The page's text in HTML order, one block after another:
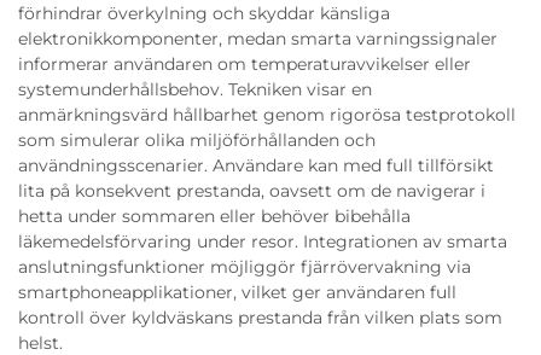
förhindrar överkylning och skyddar känsliga
elektronikkomponenter, medan smarta varningssignaler
informerar användaren om temperaturavvikelser eller
systemunderhållsbehov. Tekniken visar en
anmärkningsvärd hållbarhet genom rigorösa testprotokoll
som simulerar olika miljöförhållanden och
användningsscenarier. Användare kan med full tillförsikt
lita på konsekvent prestanda, oavsett om de navigerar i
hetta under sommaren eller behöver bibehålla
läkemedelsförvaring under resor. Integrationen av smarta
anslutningsfunktioner möjliggör fjärrövervakning via
smartphoneapplikationer, vilket ger användaren full
kontroll över kyldväskans prestanda från vilken plats som
helst.